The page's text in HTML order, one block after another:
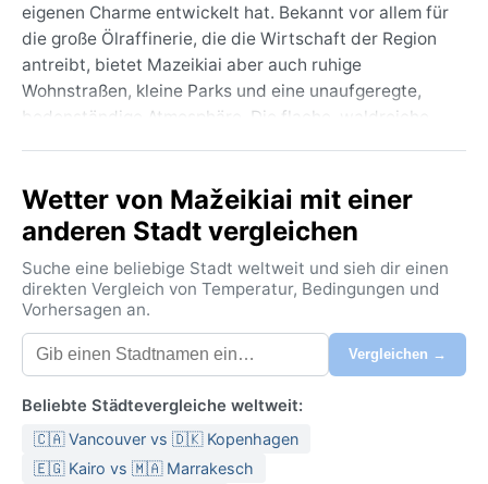
eigenen Charme entwickelt hat. Bekannt vor allem für
die große Ölraffinerie, die die Wirtschaft der Region
antreibt, bietet Mazeikiai aber auch ruhige
Wohnstraßen, kleine Parks und eine unaufgeregte,
bodenständige Atmosphäre. Die flache, waldreiche
neugotischen Kirche der Heiligen Dreifaltigkeit und
dem Heimatmuseum bescheidene, aber sehenswerte
Akzente setzt.
Das Klima in Mazeikiai entspricht der Köppen-Klasse
Dfb – einem feuchten Kontinentalklima mit warmen
Sommern. Die Sommer sind mild bis angenehm warm,
die Durchschnittstemperaturen liegen im Juli um 17
um 30 Grad erreichen. Die Winter hingegen sind lang
und kalt, mit Durchschnittstemperaturen um minus 4
Grad und häufigem Schneefall; Temperaturen unter
Wetter von Mažeikiai mit einer
anderen Stadt vergleichen
Suche eine beliebige Stadt weltweit und sieh dir einen
direkten Vergleich von Temperatur, Bedingungen und
Vorhersagen an.
Vergleichen →
Beliebte Städtevergleiche weltweit:
🇨🇦 Vancouver vs 🇩🇰 Kopenhagen
🇪🇬 Kairo vs 🇲🇦 Marrakesch